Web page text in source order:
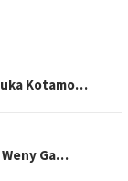
Kotamo…
Ga…